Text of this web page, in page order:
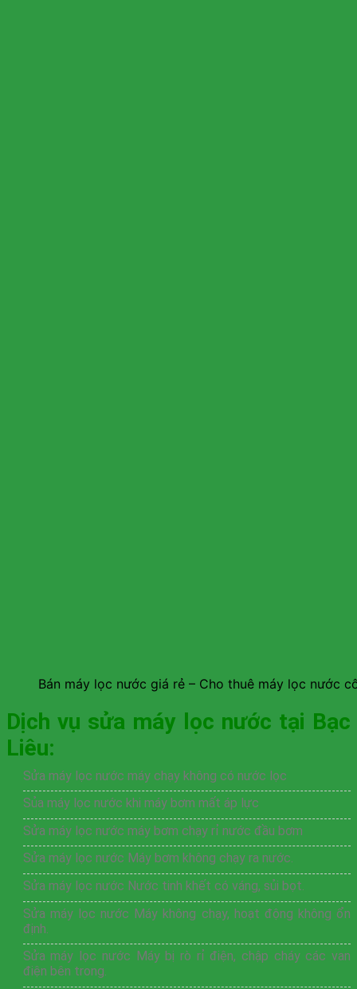
Bán máy lọc nước giá rẻ – Cho thuê máy lọc nước
Dịch vụ sửa máy lọc nước tại Bạc
Liêu:
Sửa máy lọc nước máy chạy không có nước lọc
Sủa máy lọc nước khi máy bơm mất áp lực
Sửa máy lọc nước máy bơm chạy rỉ nước đầu bơm
Sửa máy lọc nước Máy bơm không chạy ra nước.
Sửa máy lọc nước Nước tinh khết có váng, sủi bọt.
Sửa máy lọc nước Máy không chạy, hoạt động không ổn
định.
Sửa máy lọc nước Máy bị rò rỉ điện, chập cháy các van
điện bên trong.